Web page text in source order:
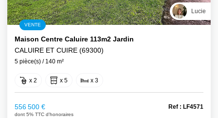
Lucie
VENTE
Maison Centre Caluire 113m2 Jardin
CALUIRE ET CUIRE (69300)
5 pièce(s) / 140 m²
x 2 x 5 x 3
556 500 €
dont 5% TTC d'honoraires
Ref : LF4571